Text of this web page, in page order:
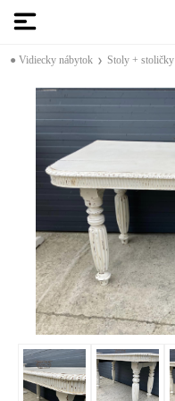
● Vidiecky nábytok Stoly + stoličky